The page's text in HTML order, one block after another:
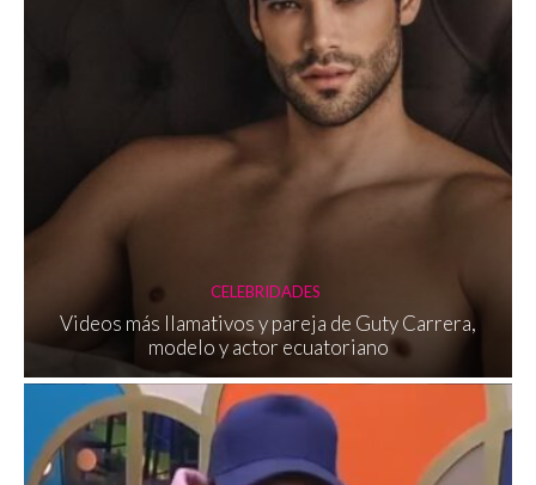
CELEBRIDADES
Videos más llamativos y pareja de Guty Carrera,
modelo y actor ecuatoriano